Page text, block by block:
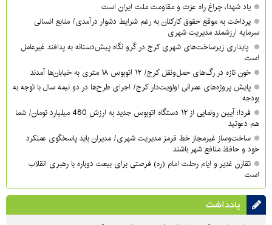
یاد شهدا، چراغ راه عزت و مقاومت ملت ایران است
پرداخت به موقع حقوق کارکنان به رغم شرایط دشوار درآمدی/ منابع انسانی
سرمایه ارزشمند مدیریت شهری
پایداری زیرساخت‌های شهری کرج در گرو نگاه پیش‌دستانه به پدافند غیرعامل
است
خون تازه در رگ‌های حمل‌ونقل کرج/ ۱۲ اتوبوس ۱۸ متری به خیابان‌ها آمدند
پایش پروژه‌های عمرانی اولویت‌دار کرج/ اجرای طرح‌ها در دو نیمه سال با توجه به
بودجه
فردا؛ آیین رونمایی از ۱۲ دستگاه اتوبوس جدید به ارزش 480 میلیارد تومان/ شما
هم دعوتید
ساخت‌وساز غیرمجاز خط قرمز مدیریت شهری‌/ مدیران باید پاسخگوی عملکرد
خود و حافظ منافع شهر باشند
تقارن غدیر و ایام رحلت امام (ره) فرصتی برای بیعت دوباره با رهبری انقلاب
است
یادداشت